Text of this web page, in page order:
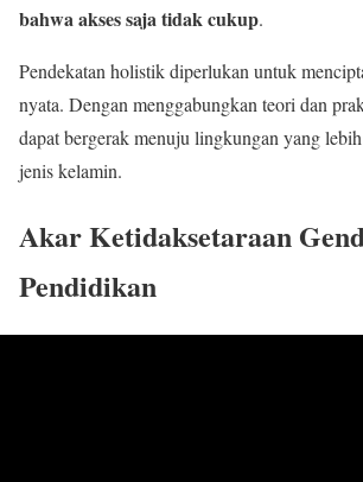
bahwa akses saja tidak cukup.
Pendekatan holistik diperlukan untuk
nyata. Dengan menggabungkan teori dan
dapat bergerak menuju lingkungan yang
jenis kelamin.
Akar Ketidaksetaraan
Pendidikan